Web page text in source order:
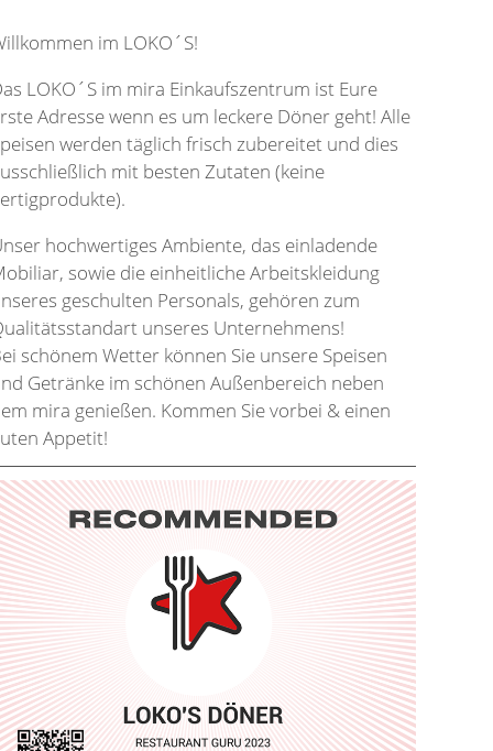
im LOKO´S!
LOKO´S im mira Einkaufszentrum ist Eure
Adresse wenn es um leckere Döner geht! Alle
werden täglich frisch zubereitet und dies
mit besten Zutaten (keine
hochwertiges Ambiente, das einladende
sowie die einheitliche Arbeitskleidung
geschulten Personals, gehören zum
unseres Unternehmens!
schönem Wetter können Sie unsere Speisen
Getränke im schönen Außenbereich neben
mira genießen. Kommen Sie vorbei & einen
Appetit!